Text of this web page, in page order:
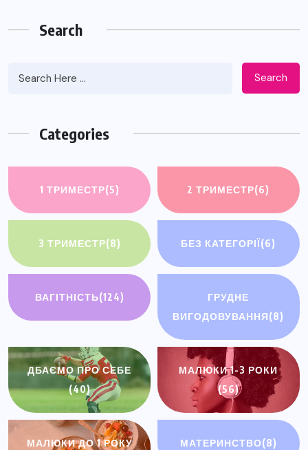
Search
Search
Categories
1 ТРИМЕСТР(5) 2 ТРИМЕСТР(6)
3 ТРИМЕСТР(8) БЕЗ КАТЕГОРІЇ(6)
ВАГІТНІСТЬ(124)
ГРУДНЕ
ВИГОДОВУВАННЯ(8)
ДБАЄМО ПРО СЕБЕ
(40)
МАЛЮКИ 1-3 РОКИ
(56)
МАЛЮКИ ДО 1 РОКУ МАТЕРИНСТВО(8)